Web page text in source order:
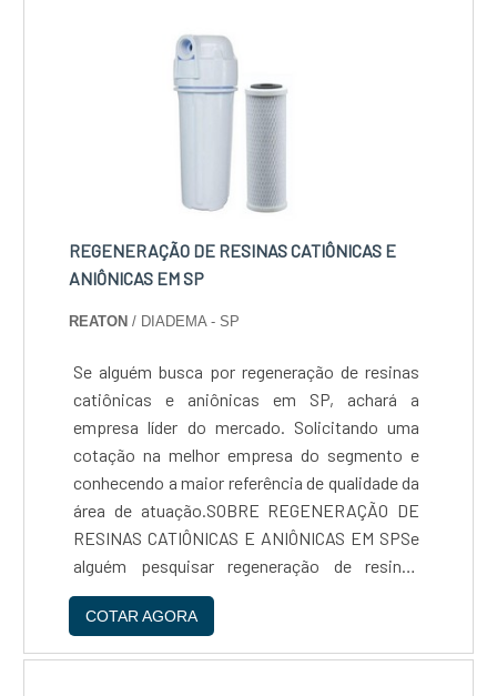
REGENERAÇÃO DE RESINAS CATIÔNICAS E
ANIÔNICAS EM SP
REATON / DIADEMA - SP
Se alguém busca por regeneração de resinas
catiônicas e aniônicas em SP, achará a
empresa líder do mercado. Solicitando uma
cotação na melhor empresa do segmento e
conhecendo a maior referência de qualidade da
área de atuação.SOBRE REGENERAÇÃO DE
RESINAS CATIÔNICAS E ANIÔNICAS EM SPSe
alguém pesquisar regeneração de resinas
catiônicas e aniônicas em SP em uma
empresa altamente qualificada, acha a Reaton.
Empresa especializada em abrandador e
COTAR AGORA